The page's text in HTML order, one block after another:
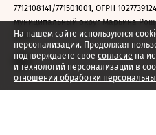
На нашем сайте используются
персонализации. Продолжая
подтверждаете свое согласие на
и технологий персонализации в
отношении обработки
7712108141/771501001, ОГРН
муниципальный округ Марьина
2026